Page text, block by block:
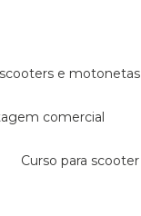
scooters e motonetas
comercial
curso para scooter